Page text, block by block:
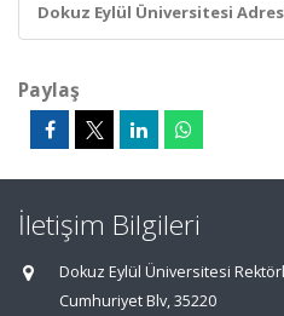
Dokuz Eylül Üniversitesi
Paylaş
İletişim Bilgileri
Dokuz Eylül Üniversitesi
Cumhuriyet Blv, 35220